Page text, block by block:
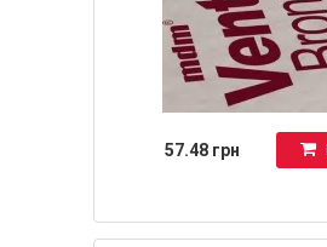
57.48 грн